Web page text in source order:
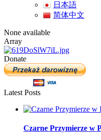
日本語
简体中文
None available
Array
Donate
Latest Posts
Czarne Przymierze w